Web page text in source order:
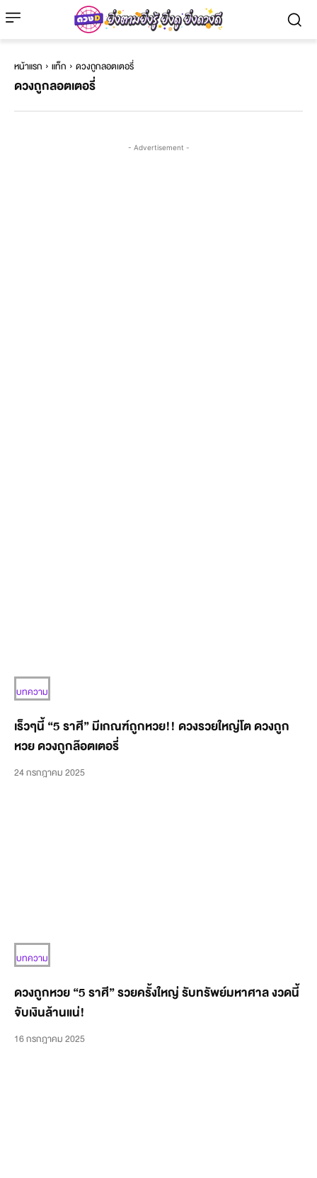
หน้าแรก แท็ก ดวงถูกลอตเตอรี่
ดวงถูกลอตเตอรี่
- Advertisement -
บทความ
เร็วๆนี้ “5 ราศี” มีเกณฑ์ถูกหวย!! ดวงรวยใหญ่โต ดวงถูก
หวย ดวงถูกล๊อตเตอรี่
24 กรกฎาคม 2025
บทความ
ดวงถูกหวย “5 ราศี” รวยครั้งใหญ่ รับทรัพย์มหาศาล งวดนี้
จับเงินล้านแน่!
16 กรกฎาคม 2025